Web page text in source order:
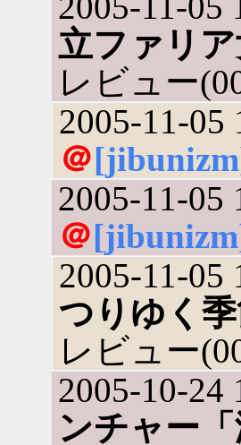
立ファリ
レビュー
2005-11-05
＠
2005-11-05
＠
2005-11-05
つりゆく
レビュー
2005-10-24
ンチャー